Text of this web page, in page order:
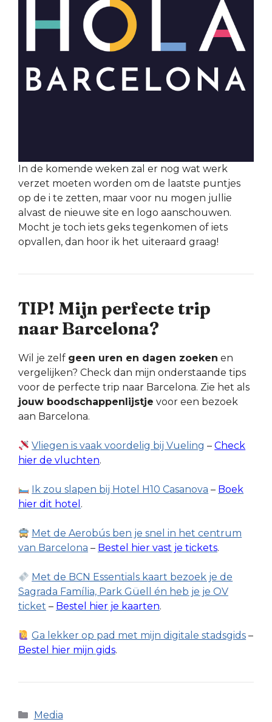
In de komende weken zal er nog wat werk
verzet moeten worden om de laatste puntjes
op de i te zetten, maar voor nu mogen jullie
alvast de nieuwe site en logo aanschouwen.
Mocht je toch iets geks tegenkomen of iets
opvallen, dan hoor ik het uiteraard graag!
TIP! Mijn perfecte trip
naar Barcelona?
Wil je zelf geen uren en dagen zoeken en
vergelijken? Check dan mijn onderstaande tips
voor de perfecte trip naar Barcelona. Zie het als
jouw boodschappenlijstje voor een bezoek
aan Barcelona.
Vliegen is vaak voordelig bij Vueling –Check
hier de vluchten.
Ik zou slapen bij Hotel H10 Casanova – Boek
hier dit hotel .
Met de Aerobús ben je snel in het centrum
van Barcelona – Bestel hier vast je tickets.
Met de BCN Essentials kaart bezoek je de
Sagrada Família, Park Güell én heb je je OV
ticket – Bestel hier je kaarten.
Ga lekker op pad met mijn digitale stadsgids –
Bestel hier mijn gids.
Categorieën
Media